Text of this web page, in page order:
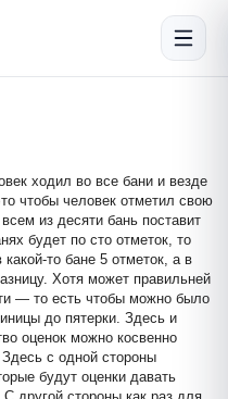
ходил во все бани и везде
чтобы человек отметил свою
из десяти бань поставит
будет по сто отметок, то
то бане 5 отметок, а в
Хотя может правильней
— то есть чтобы можно было
до пятерки. Здесь и
оценок можно косвенно
Здесь с одной стороны
будут оценки давать